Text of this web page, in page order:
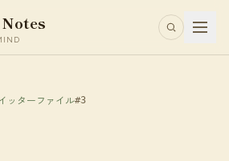
ッターファイル#3